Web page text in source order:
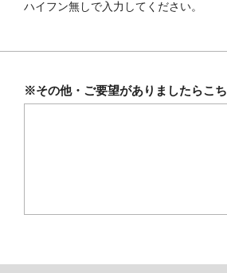
ハイフン無しで入力してください。
※その他・ご要望がありましたらこ